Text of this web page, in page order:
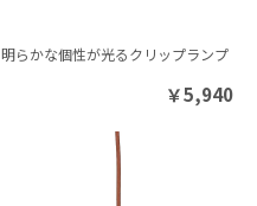
明らかな個性が光るクリップランプ
￥5,940